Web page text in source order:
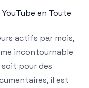
en Toute
actifs par mois,
incontournable
soit pour des
il est